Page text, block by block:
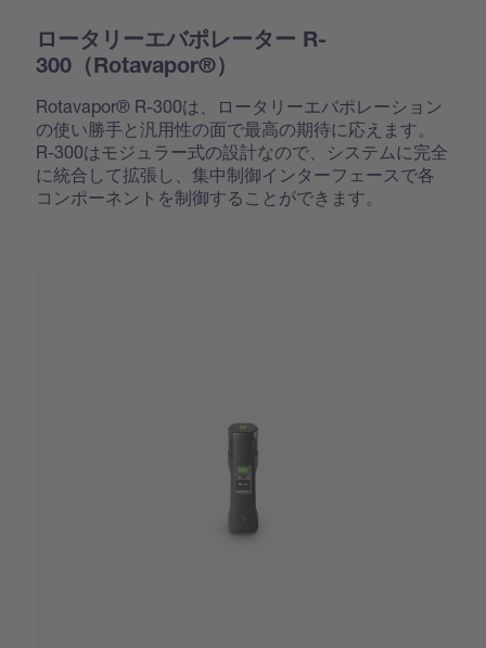
ロータリーエバポレーター R-
300（Rotavapor®）
Rotavapor® R-300は、ロータリーエバポレーション
の使い勝手と汎用性の面で最高の期待に応えます。
R-300はモジュラー式の設計なので、システムに完全
に統合して拡張し、集中制御インターフェースで各
コンポーネントを制御することができます。